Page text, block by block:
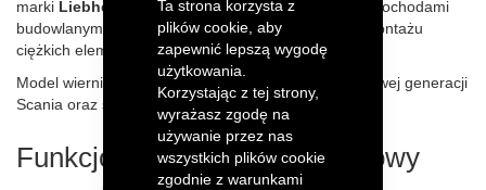
Ta strona korzysta z
plików cookie, aby
zapewnić lepszą wygodę
użytkowania.
Korzystając z tej strony,
wyrażasz zgodę na
używanie przez nas
wszystkich plików cookie
zgodnie z warunkami
marki Liebherr
. Pojazd inspirowany jest ciężkimi samochodami
budowlanymi wykorzystywanymi do podnoszenia i montażu
ciężkich elementów.
Model wiernie odwzorowuje dynamiczną sylwetkę nowej generacji
Scania oraz szczegóły konstrukcji dźwigu.
Funkcjonalny dźwig teleskopowy